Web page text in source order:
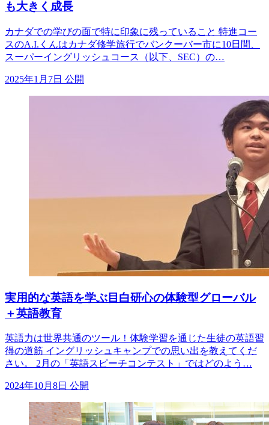
も大きく成長
カナダでの学びの面で特に印象に残っていること 特進コー
スのA.I.くんはカナダ修学旅行でバンクーバー市に10日間、
スーパーイングリッシュコース（以下、SEC）の…
2025年1月7日 公開
実用的な英語を学ぶ目白研心の体験型グローバル
＋英語教育
英語力は世界共通のツール！体験学習を通じた生徒の英語習
得の道筋 イングリッシュキャンプでの思い出を教えてくだ
さい。 2月の「英語スピーチコンテスト」ではどのよう…
2024年10月8日 公開